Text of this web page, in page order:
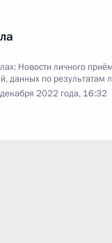
Новости личного
данных по результатам
2022 года, 16:32